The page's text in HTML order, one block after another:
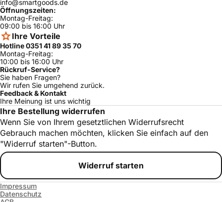
info@smartgoods.de
Öffnungszeiten:
Montag-Freitag:
09:00 bis 16:00 Uhr
Ihre Vorteile
Hotline 0351 41 89 35 70
Montag-Freitag:
10:00 bis 16:00 Uhr
Rückruf-Service?
Sie haben Fragen?
Wir rufen Sie umgehend zurück.
Feedback & Kontakt
Ihre Meinung ist uns wichtig
Ihre Bestellung widerrufen
Wenn Sie von Ihrem gesetztlichen Widerrufsrecht
Gebrauch machen möchten, klicken Sie einfach auf den
"Widerruf starten"-Button.
Widerruf starten
Impressum
Datenschutz